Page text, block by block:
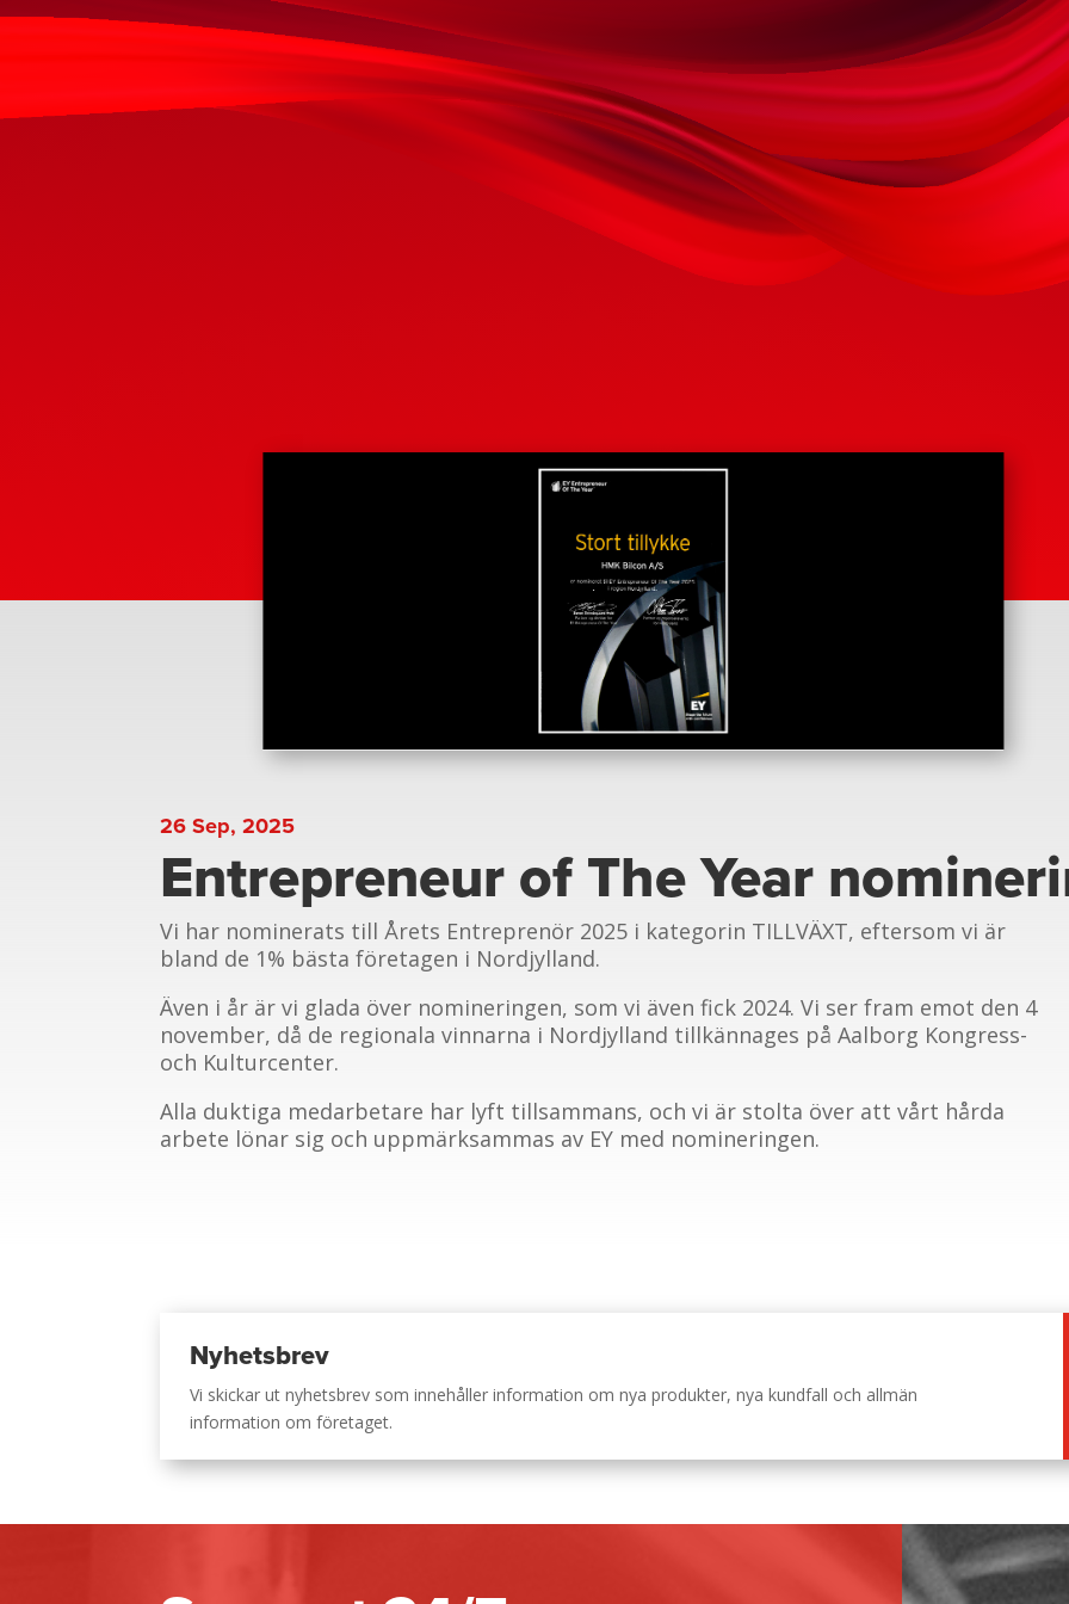
26 Sep, 2025
Entrepreneur of The Year
Vi har nominerats till Årets Entreprenör 2025 i kategorin TILLVÄXT, eftersom vi är
bland de 1% bästa företagen i Nordjylland.
Även i år är vi glada över nomineringen, som vi även fick 2024. Vi ser fram emot den 4
november, då de regionala vinnarna i Nordjylland tillkännages på Aalborg Kongress-
och Kulturcenter.
Alla duktiga medarbetare har lyft tillsammans, och vi är stolta över att vårt hårda
arbete lönar sig och uppmärksammas av EY med nomineringen.
Nyhetsbrev
Vi skickar ut nyhetsbrev som innehåller information om nya produkter, nya kundfall och allmän
information om företaget.